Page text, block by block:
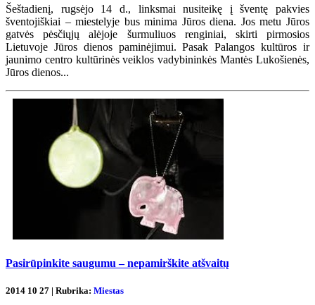
Šeštadienį, rugsėjo 14 d., linksmai nusiteikę į šventę pakvies
šventojiškiai – miestelyje bus minima Jūros diena. Jos metu Jūros
gatvės pėsčiųjų alėjoje šurmuliuos renginiai, skirti pirmosios
Lietuvoje Jūros dienos paminėjimui. Pasak Palangos kultūros ir
jaunimo centro kultūrinės veiklos vadybininkės Mantės Lukošienės,
Jūros dienos...
Pasirūpinkite saugumu – nepamirškite atšvaitų
2014 10 27 | Rubrika: Miestas